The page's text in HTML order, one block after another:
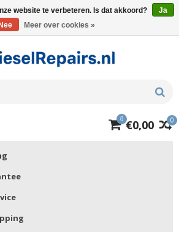
0
0 €0,00
website te verbeteren. Is dat akkoord?
Ja
Nee
Meer over cookies »